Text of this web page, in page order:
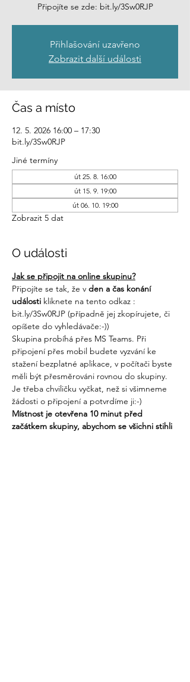
Připojíte se zde: bit.ly/3Sw0RJP
Přihlašování uzavřeno
Zobrazit další události
Čas a místo
12. 5. 2026 16:00 – 17:30
bit.ly/3Sw0RJP
Jiné termíny
út 25. 8. 16:00
út 15. 9. 19:00
út 06. 10. 19:00
Zobrazit 5 dat
O události
Jak se připojit na online skupinu?
Připojíte se tak, že v den a čas konání
události kliknete na tento odkaz :
bit.ly/3Sw0RJP (případně jej zkopírujete, či
opíšete do vyhledávače:-))
Skupina probíhá přes MS Teams. Při
připojení přes mobil budete vyzvání ke
stažení bezplatné aplikace, v počítači byste
měli být přesměrováni rovnou do skupiny.
Je třeba chviličku vyčkat, než si všimneme
žádosti o připojení a potvrdíme ji:-)
Místnost je otevřena 10 minut před
začátkem skupiny, abychom se všichni stihli